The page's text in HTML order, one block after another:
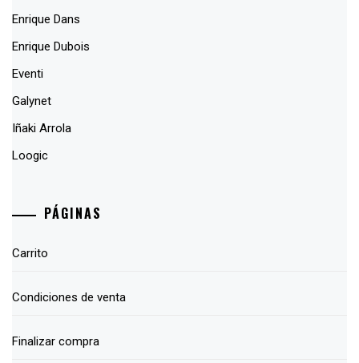
Enrique Dans
Enrique Dubois
Eventi
Galynet
Iñaki Arrola
Loogic
PÁGINAS
Carrito
Condiciones de venta
Finalizar compra